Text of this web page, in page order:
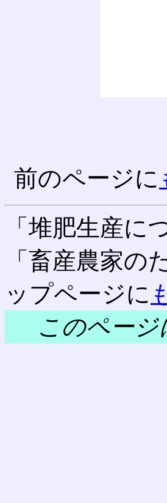
前のページに
「堆肥生産に
「畜産農家
ップページに
このペー